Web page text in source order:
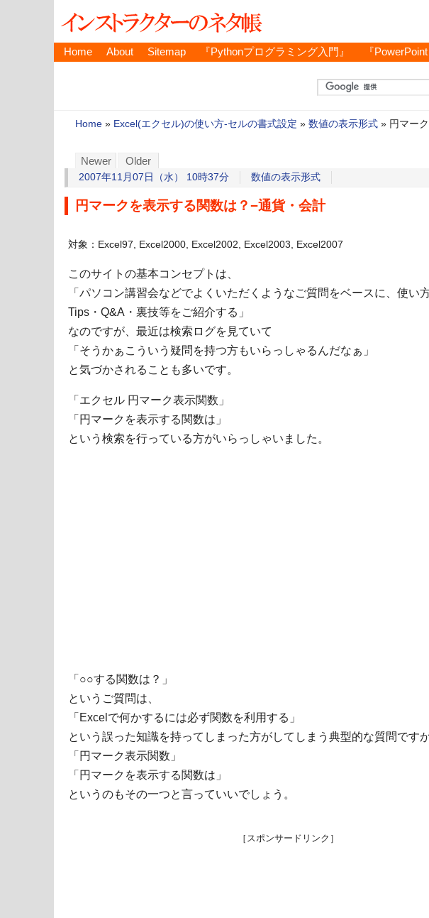
Home About Sitemap 『Pythonプログラミング入門』 『
Home » Excel(エクセル)の使い方-セルの書式設定 » 数値の表示形式 » 円マー
Newer Older
2007年11月07日（水） 10時37分 数値の表示形式
円マークを表示する関数は？−通貨・会計
対象：Excel97, Excel2000, Excel2002, Excel2003, Excel2007
このサイトの基本コンセプトは、
「パソコン講習会などでよくいただくようなご質問をベースに、使い
Tips・Q&A・裏技等をご紹介する」
なのですが、最近は検索ログを見ていて
「そうかぁこういう疑問を持つ方もいらっしゃるんだなぁ」
と気づかされることも多いです。
「エクセル 円マーク表示関数」
「円マークを表示する関数は」
という検索を行っている方がいらっしゃいました。
「○○する関数は？」
というご質問は、
「Excelで何かするには必ず関数を利用する」
という誤った知識を持ってしまった方がしてしまう典型的な質問ですが
「円マーク表示関数」
「円マークを表示する関数は」
というのもその一つと言っていいでしょう。
［スポンサードリンク］